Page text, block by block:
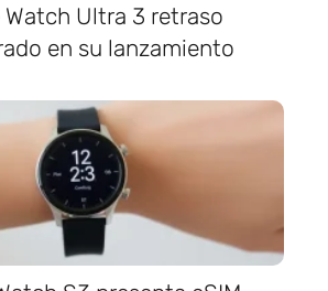
Ultra 3 retraso
en su lanzamiento